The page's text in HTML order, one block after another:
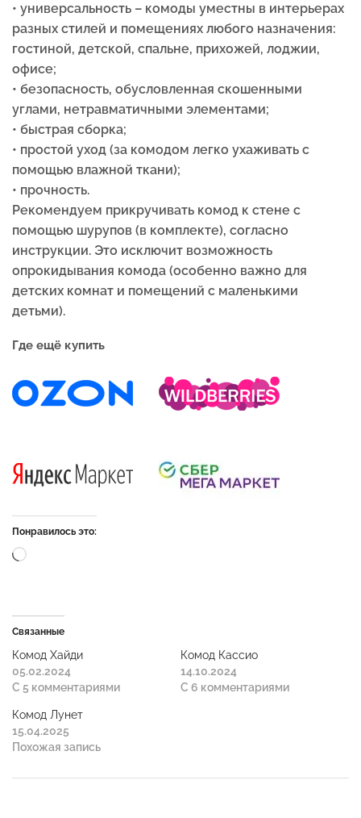
• универсальность – комоды уместны в интерьерах
разных стилей и помещениях любого назначения:
гостиной, детской, спальне, прихожей, лоджии,
офисе;
• безопасность, обусловленная скошенными
углами, нетравматичными элементами;
• быстрая сборка;
• простой уход (за комодом легко ухаживать с
помощью влажной ткани);
• прочность.
Рекомендуем прикручивать комод к стене с
помощью шурупов (в комплекте), согласно
инструкции. Это исключит возможность
опрокидывания комода (особенно важно для
детских комнат и помещений с маленькими
детьми).
Где ещё купить
Понравилось это:
Связанные
Комод Хайди
05.02.2024
С 5 комментариями
Комод Кассио
14.10.2024
С 6 комментариями
Комод Лунет
15.04.2025
Похожая запись